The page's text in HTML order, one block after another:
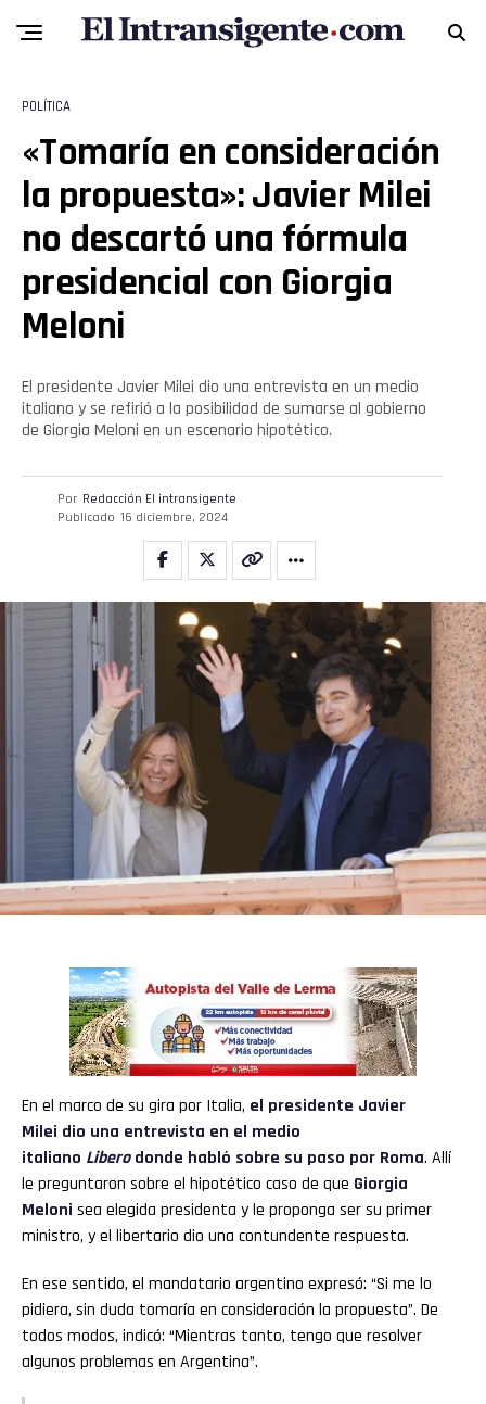
POLÍTICA
«Tomaría en consideración
la propuesta»: Javier Milei
no descartó una fórmula
presidencial con Giorgia
Meloni
El presidente Javier Milei dio una entrevista en un medio
italiano y se refirió a la posibilidad de sumarse al gobierno
de Giorgia Meloni en un escenario hipotético.
Por Redacción El intransigente
Publicado 16 diciembre, 2024
En el marco de su gira por Italia, el presidente Javier
Milei dio una entrevista en el medio
italiano Liberodonde habló sobre su paso por Roma. Allí
le preguntaron sobre el hipotético caso de que Giorgia
Meloni sea elegida presidenta y le proponga ser su primer
ministro, y el libertario dio una contundente respuesta.
En ese sentido, el mandatario argentino expresó: “Si me lo
pidiera, sin duda tomaría en consideración la propuesta”. De
todos modos, indicó: “Mientras tanto, tengo que resolver
algunos problemas en Argentina”.